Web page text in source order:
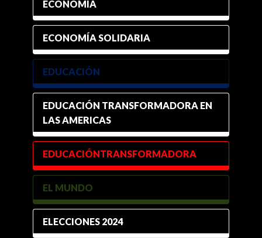
ECONOMÍA
ECONOMÍA SOLIDARIA
EDUCACIÓN
EDUCACIÓN TRANSFORMADORA EN
LAS AMERICAS
EDUCACIÓNTRANSFORMADORA
EL MUNDO
ELECCIONES 2024